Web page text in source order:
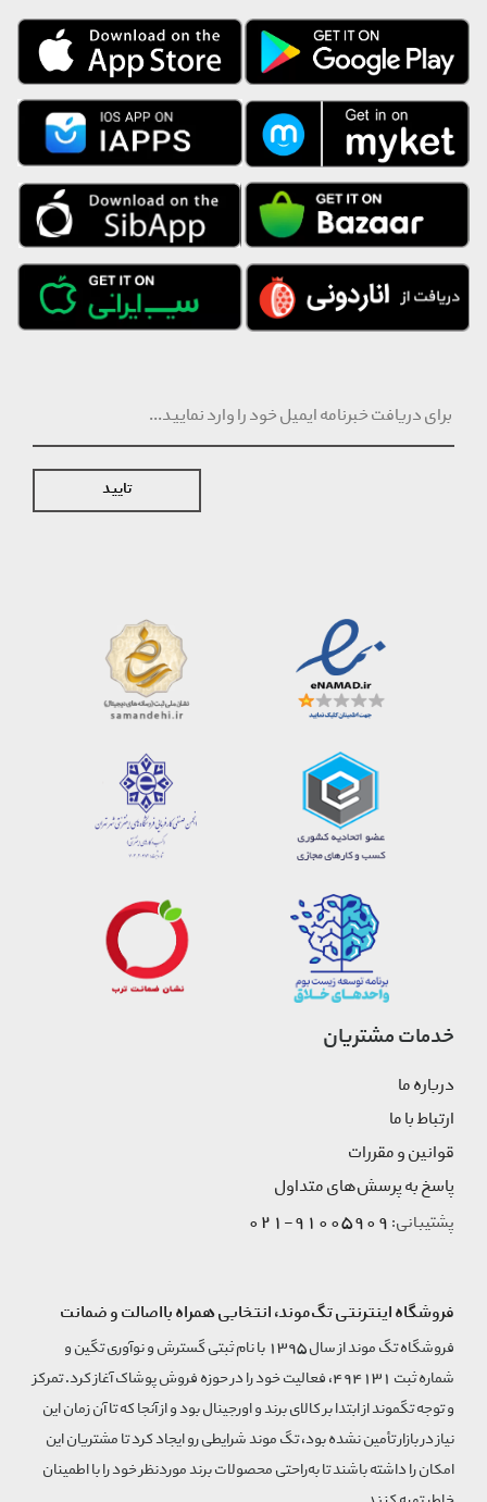
تایید
خدمات مشتریان
درباره ما
ارتباط با ما
قوانین و مقررات
پاسخ به پرسش‌های متداول
پشتیبانی:91005909-021
فروشگاه اینترنتی تگ‌موند، انتخابی همراه بااصالت و ضمانت
فروشگاه تگ موند از سال 1395 با نام ثبتی گسترش و نوآوری تگین و
شماره ثبت 494131، فعالیت خود را در حوزه فروش پوشاک آغاز کرد. تمرکز
و توجه تگموند از ابتدا بر کالای برند و اورجینال بود و از آنجا که تا آن زمان این
نیاز در بازار تأمین نشده بود، تگ موند شرایطی رو ایجاد کرد تا مشتریان این
امکان را داشته باشند تا به‌راحتی محصولات برند مورد‌نظر خود را با اطمینان